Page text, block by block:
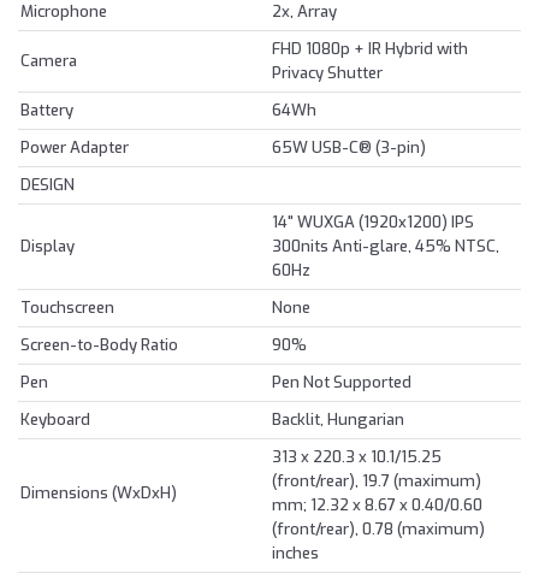
Microphone
2x, Array
Camera
FHD 1080p + IR Hybrid with
Privacy Shutter
Battery
64Wh
Power Adapter
65W USB-C® (3-pin)
DESIGN
Display
14" WUXGA (1920x1200) IPS
300nits Anti-glare, 45% NTSC,
60Hz
Touchscreen
None
Screen-to-Body Ratio
90%
Pen
Pen Not Supported
Keyboard
Backlit, Hungarian
Dimensions (WxDxH)
313 x 220.3 x 10.1/15.25
(front/rear), 19.7 (maximum)
mm; 12.32 x 8.67 x 0.40/0.60
(front/rear), 0.78 (maximum)
inches